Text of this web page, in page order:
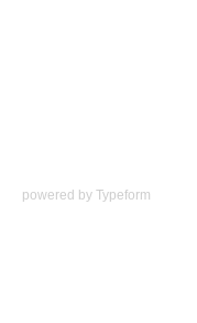
powered by Typeform